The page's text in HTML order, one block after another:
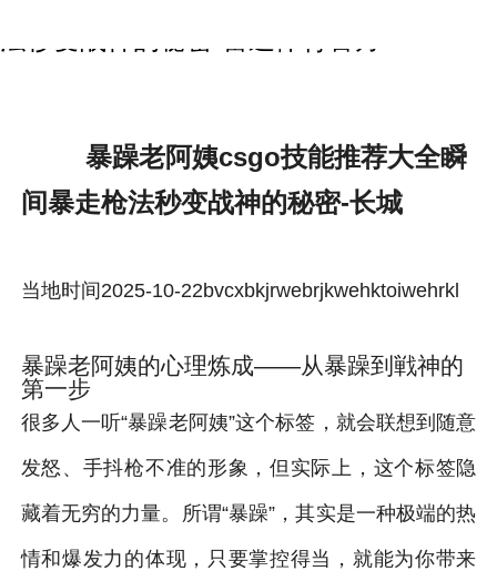
暴躁老阿姨csgo技能推荐大全瞬
间暴走枪法秒变战神的秘密-长城
当地时间2025-10-22bvcxbkjrwebrjkwehktoiwehrkl
暴躁老阿姨的心理炼成——从暴躁到戦神的
第一步
很多人一听“暴躁老阿姨”这个标签，就会联想到随意
发怒、手抖枪不准的形象，但实际上，这个标签隐
藏着无穷的力量。所谓“暴躁”，其实是一种极端的热
情和爆发力的体现，只要掌控得当，就能为你带来